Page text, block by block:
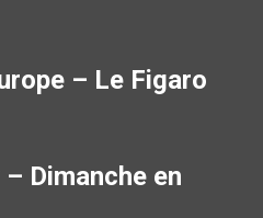
– Le Figaro
Dimanche en